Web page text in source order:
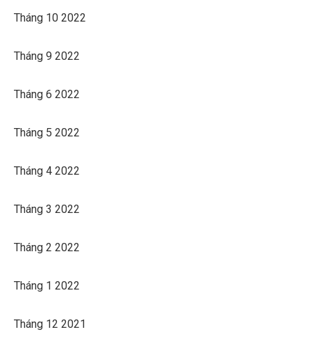
Tháng 10 2022
Tháng 9 2022
Tháng 6 2022
Tháng 5 2022
Tháng 4 2022
Tháng 3 2022
Tháng 2 2022
Tháng 1 2022
Tháng 12 2021